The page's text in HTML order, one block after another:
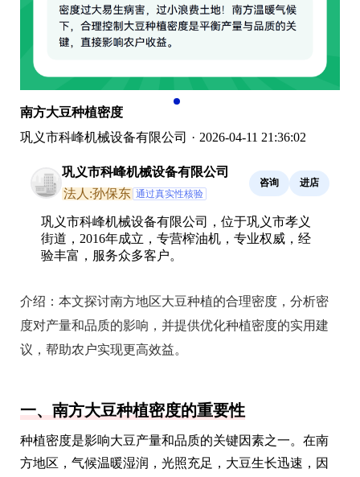
南方大豆种植密度
巩义市科峰机械设备有限公司 · 2026-04-11 21:36:02
巩义市科峰机械设备有限公司
法人:孙保东 通过真实性核验
咨询 进店
巩义市科峰机械设备有限公司，位于巩义市孝义
街道，2016年成立，专营榨油机，专业权威，经
验丰富，服务众多客户。
介绍： 本文探讨南方地区大豆种植的合理密度，分析密
度对产量和品质的影响，并提供优化种植密度的实用建
议，帮助农户实现更高效益。
一、南方大豆种植密度的重要性
种植密度是影响大豆产量和品质的关键因素之一。在南
方地区，气候温暖湿润，光照充足，大豆生长迅速，因